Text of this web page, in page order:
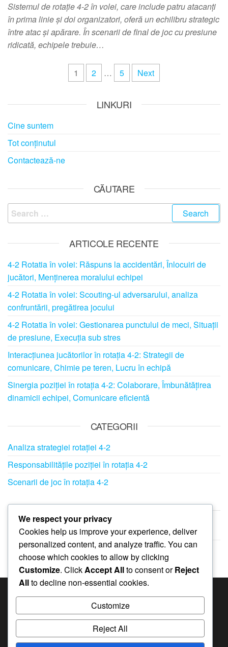
Sistemul de rotație 4-2 în volei, care include patru atacanți
în prima linie și doi organizatori, oferă un echilibru strategic
între atac și apărare. În scenarii de final de joc cu presiune
ridicată, echipele trebuie…
1 2 … 5 Next
LINKURI
Cine suntem
Tot conținutul
Contactează-ne
CĂUTARE
Search
for:
ARTICOLE RECENTE
4-2 Rotatia în volei: Răspuns la accidentări, Înlocuiri de
jucători, Menținerea moralului echipei
4-2 Rotatia în volei: Scouting-ul adversarului, analiza
confruntării, pregătirea jocului
4-2 Rotatia în volei: Gestionarea punctului de meci, Situații
de presiune, Execuția sub stres
Interacțiunea jucătorilor în rotația 4-2: Strategii de
comunicare, Chimie pe teren, Lucru în echipă
Sinergia poziției în rotația 4-2: Colaborare, Îmbunătățirea
dinamicii echipei, Comunicare eficientă
CATEGORII
Analiza strategiei rotației 4-2
Responsabilitățile poziției în rotația 4-2
Scenarii de joc în rotația 4-2
February 2026
January 2026
CĂUTARE
Search
We respect your privacy
Cookies help us improve your experience, deliver
personalized content, and analyze traffic. You can
choose which cookies to allow by clicking
Customize. ClickAccept Allto consent orReject
Allto decline non-essential cookies.
Customize
Reject All